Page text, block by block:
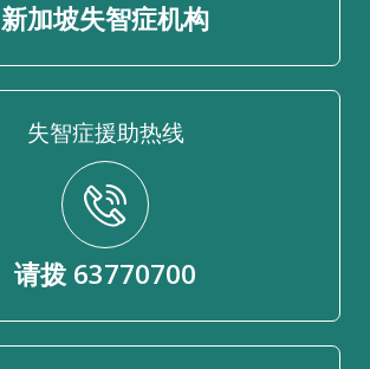
新加坡失智症机构
失智症援助热线
请拨 63770700